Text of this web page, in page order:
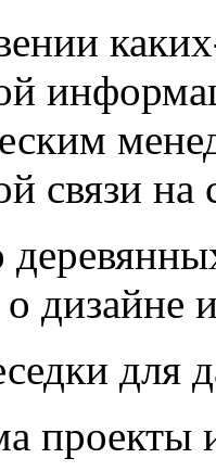
связи на
дизайне
для